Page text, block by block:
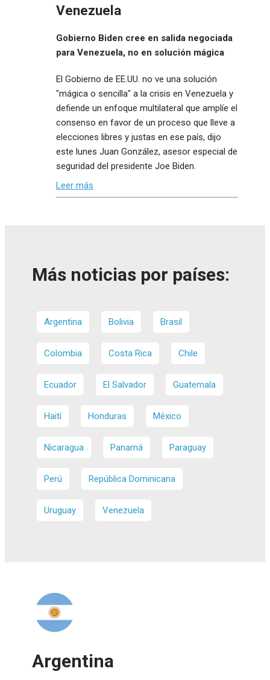
Venezuela
Gobierno Biden cree en salida negociada
para Venezuela, no en solución mágica
El Gobierno de EE.UU. no ve una solución
"mágica o sencilla" a la crisis en Venezuela y
defiende un enfoque multilateral que amplíe el
consenso en favor de un proceso que lleve a
elecciones libres y justas en ese país, dijo
este lunes Juan González, asesor especial de
seguridad del presidente Joe Biden.
Leer más
Más noticias por países:
Argentina Bolivia Brasil
Colombia Costa Rica Chile
Ecuador El Salvador Guatemala
Haití Honduras México
Nicaragua Panamá Paraguay
Perú República Dominicana
Uruguay Venezuela
Argentina